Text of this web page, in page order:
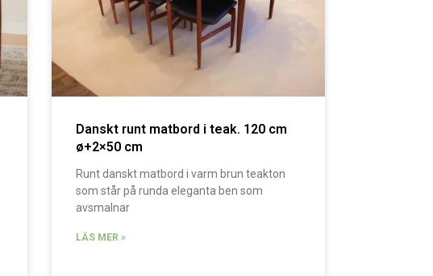
Danskt runt matbord i teak. 120 cm
ø+2×50 cm
Runt danskt matbord i varm brun teakton
som står på runda eleganta ben som
avsmalnar
LÄS MER »